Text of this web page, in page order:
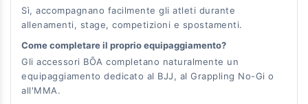
Sì, accompagnano facilmente gli atleti durante
allenamenti, stage, competizioni e spostamenti.
Come completare il proprio equipaggiamento?
Gli accessori BŌA completano naturalmente un
equipaggiamento dedicato al BJJ, al Grappling No-Gi o
all'MMA.